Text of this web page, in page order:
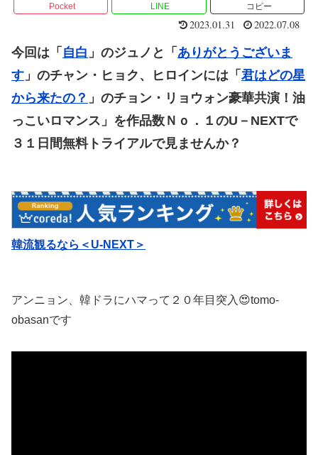
Pocket LINE コピー
2023.01.31 2022.07.08
今回は「 自白 」のジュノ と「 ありがとうございま
す 」のチャン・ヒョク、ヒロインには「 君はどの星
から来たの？ 」のチョン・リョウォン豪華共演！ 油
っこいロマンス」を作品数Ｎｏ．１のU－NEXTで
３１日間無料トライアルで見ませんか？
韓流観るなら＜U-NEXT＞
アンニョン、韓ドラにハマって２０年目突入😍tomo-
obasanです